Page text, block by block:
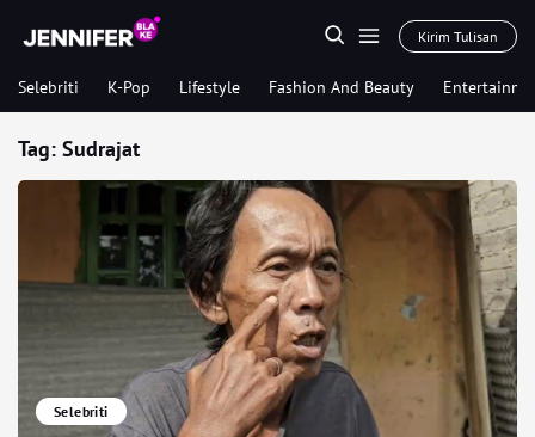
Kirim Tulisan
Selebriti K-Pop Lifestyle Fashion And Beauty
Tag: Sudrajat
Selebriti